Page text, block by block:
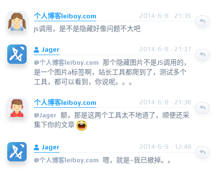
个人博客leiboy.com 2014-6-8 · 21:35
js调用，是不是隐藏好像问题不大吧
Jager
2014-6-8 · 21:37
@个人博客leiboy.com 那个隐藏图片不是JS调用的，
是一个图片a标签啊，站长工具都爬到了，测试多个
工具，都可以看到，你说呢。。。
个人博客leiboy.com
2014-6-8 · 21:38
@Jager 额，那是这两个工具太不地道了，顺便还采
集下你的文章
Jager
2014-6-9 · 12:48
@个人博客leiboy.com 嗯，就是~我已撤掉。。